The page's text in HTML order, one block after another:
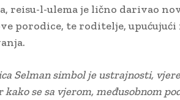
reisu-l-ulema je lično darivao
porodice, te roditelje,
Selman simbol je ustrajnosti,
se sa vjerom, međusobnom